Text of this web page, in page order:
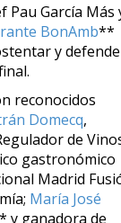
García Más
BonAmb**
y
reconocidos
Domecq,
de
gastronómico
Madrid
María José
y ganadora de